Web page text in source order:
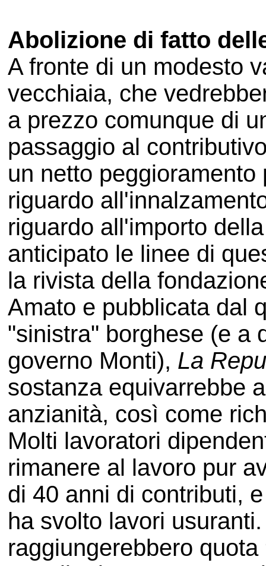
Abolizione di fatto
A fronte di un modesto
vecchiaia, che
a prezzo comunque di
passaggio al
un netto
riguardo
riguardo all'importo
anticipato le linee di
la rivista della
Amato e pubblicata dal
"sinistra" borghese (e a
governo Monti), La
sostanza equivarrebbe
anzianità, così come
Molti lavoratori
rimanere al lavoro pur
di 40 anni di contributi,
ha svolto lavori
raggiungerebbero